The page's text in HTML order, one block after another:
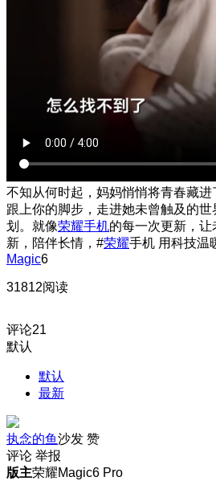
不知从何时起，妈妈悄悄将青春藏
跟上你的脚步，走进她未曾触及的
划。就像荣耀手机的每一次更新，
新，陪伴长情，#荣耀手机 用科技温
Magic6
31812阅读
评论21
默认
默认
最新
执念的鱼沙发 赞
评论 举报
版主荣耀Magic6 Pro